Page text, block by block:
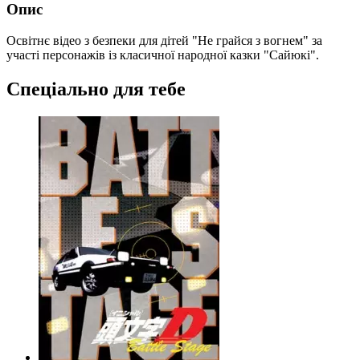
Опис
Освітнє відео з безпеки для дітей "Не грайся з вогнем" за
участі персонажів із класичної народної казки "Сайюкі".
Спеціально для тебе